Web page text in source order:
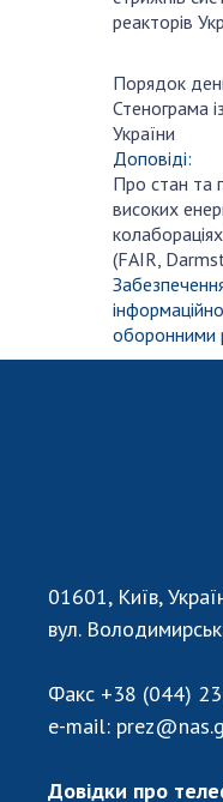
реакторів
Порядок
Стенограма
України
Доповіді:
Про стан та
високих
(FAIR,
оборонними
01601, Київ,
вул.
Факс +38 (044)
e-mail:
Довідки про